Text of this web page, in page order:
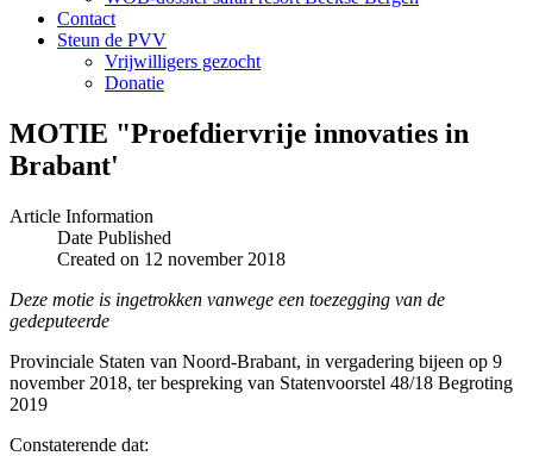
Contact
Steun de PVV
Vrijwilligers gezocht
Donatie
MOTIE "Proefdiervrije innovaties in
Brabant'
Article Information
Date Published
Created on 12 november 2018
Deze motie is ingetrokken vanwege een toezegging van de
gedeputeerde
Provinciale Staten van Noord-Brabant, in vergadering bijeen op 9
november 2018, ter bespreking van Statenvoorstel 48/18 Begroting
2019
Constaterende dat: